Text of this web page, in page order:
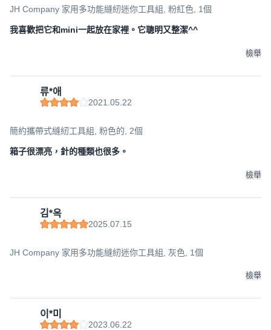
JH Company 家用多功能縫紉迷你工具組, 粉紅色, 1個
我喜歡把它和mini一起放在家裡。它聰明又整潔^^
檢舉
류*애
2021.05.22
簡約攜帶式縫紉工具組, 粉色的, 2個
箱子很漂亮，針的種類也很多。
檢舉
김*옥
2025.07.15
JH Company 家用多功能縫紉迷你工具組, 灰色, 1個
檢舉
이*미
2023.06.22